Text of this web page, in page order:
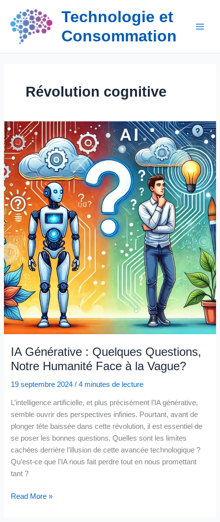
contenu
Technologie et
Consommation
Révolution cognitive
IA Générative : Quelques Questions,
Notre Humanité Face à la Vague?
19 septembre 2024/4 minutes de lecture
L’intelligence artificielle, et plus précisément l’IA générative,
semble ouvrir des perspectives infinies. Pourtant, avant de
plonger tête baissée dans cette révolution, il est essentiel de
se poser les bonnes questions. Quelles sont les limites
cachées derrière l’illusion de cette avancée technologique ?
Qu’est-ce que l’IA nous fait perdre tout en nous promettant
tant ?
IA
Read More »